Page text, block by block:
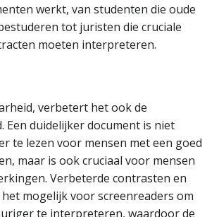
werkt, van studenten die oude
tot juristen die cruciale
moeten interpreteren.
verbetert het ook de
Een duidelijker document is niet
te lezen voor mensen met een goed
maar is ook cruciaal voor mensen
Verbeterde contrasten en
mogelijk voor screenreaders om
te interpreteren, waardoor de